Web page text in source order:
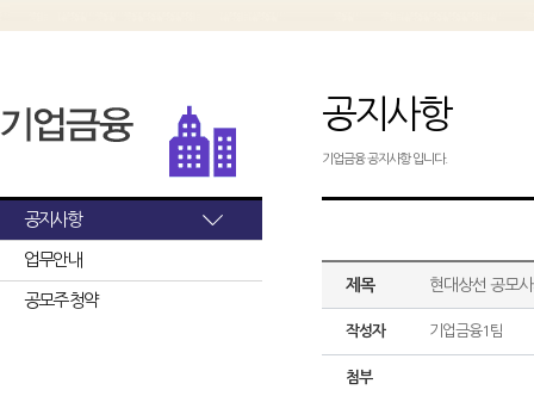
공지사항
업무안내
공모주 청약
공지사항
기업금융 공지사항 입니다.
제목 현대상선 공모
작성자 기업금융1팀
첨부